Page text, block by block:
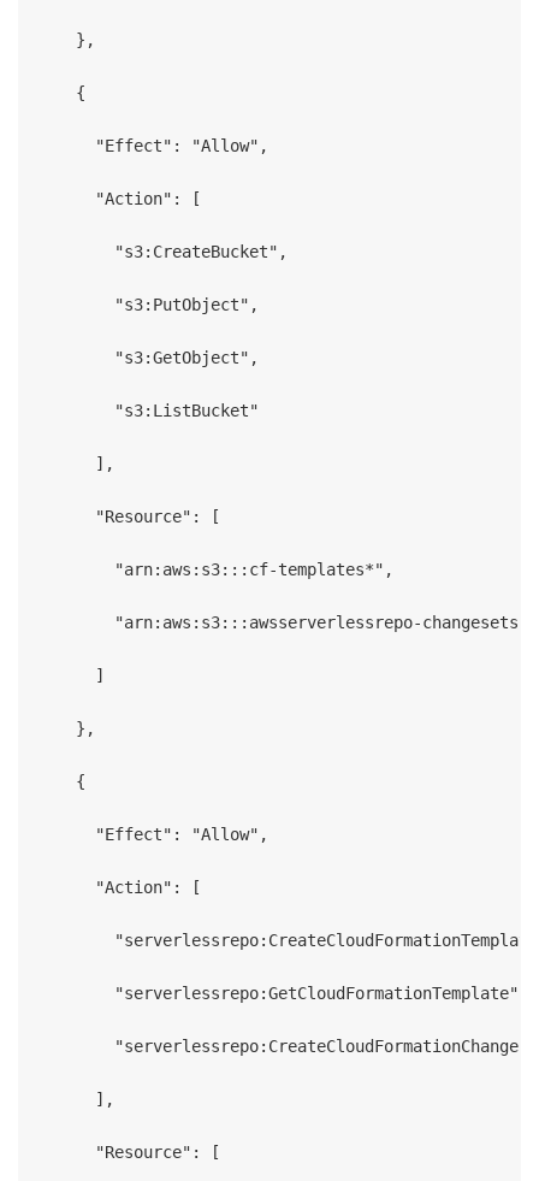
},
{
"Effect": "Allow",
"Action": [
"s3:CreateBucket",
"s3:PutObject",
"s3:GetObject",
"s3:ListBucket"
],
"Resource": [
"arn:aws:s3:::cf-templates*",
"arn:aws:s3:::awsserverlessrepo-changesets*"
]
},
{
"Effect": "Allow",
"Action": [
"serverlessrepo:GetCloudFormationTemplate",
],
"Resource": [